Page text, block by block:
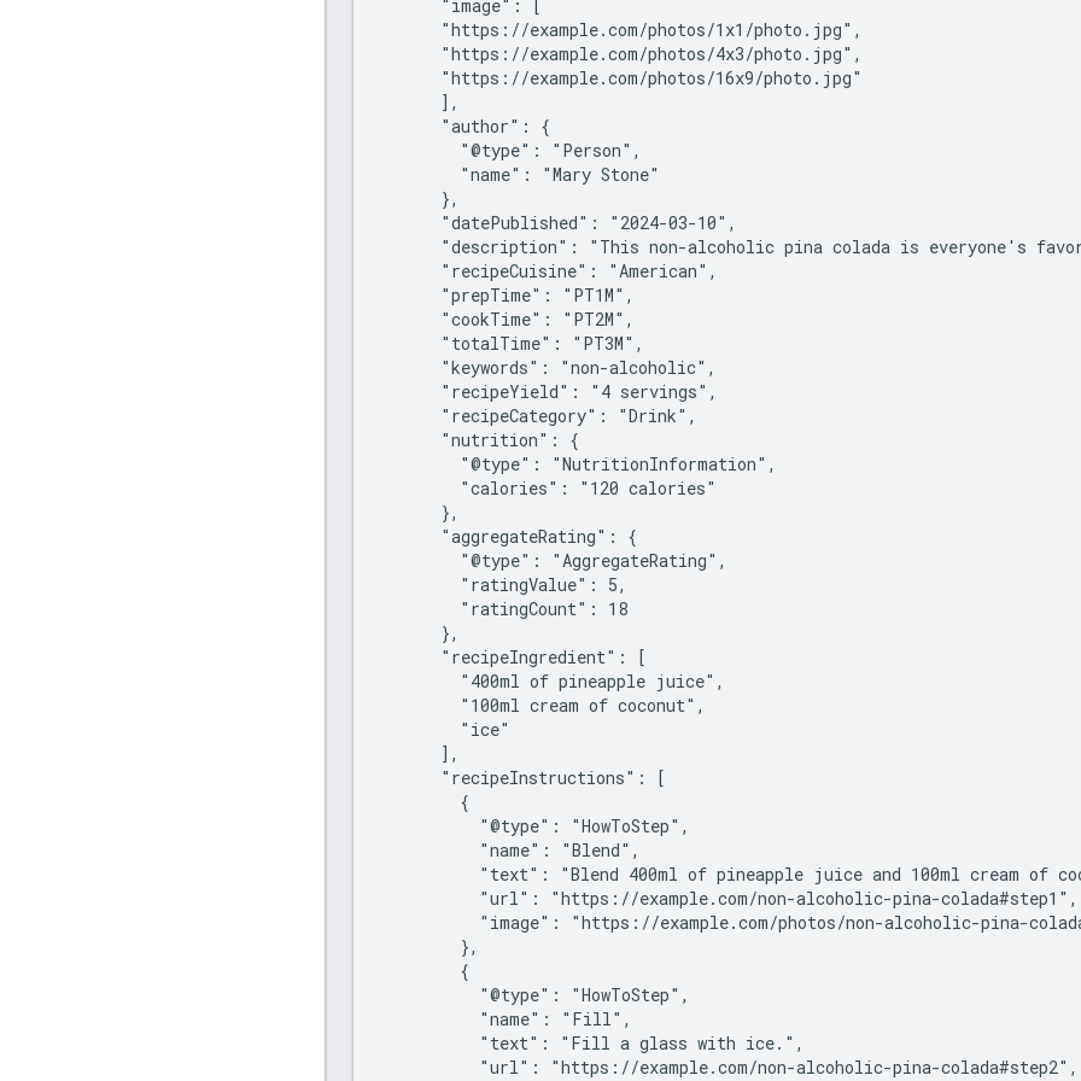
      "image": [
      "https://example.com/photos/1x1/photo.jpg",
      "https://example.com/photos/4x3/photo.jpg",
      "https://example.com/photos/16x9/photo.jpg"
      ],
      "author": {
        "@type": "Person",
        "name": "Mary Stone"
      },
      "datePublished": "2024-03-10",
"description": "This non-alcoholic pina colada is everyone's
      "recipeCuisine": "American",
      "prepTime": "PT1M",
      "cookTime": "PT2M",
      "totalTime": "PT3M",
      "keywords": "non-alcoholic",
      "recipeYield": "4 servings",
      "recipeCategory": "Drink",
      "nutrition": {
        "@type": "NutritionInformation",
        "calories": "120 calories"
      },
      "aggregateRating": {
        "@type": "AggregateRating",
        "ratingValue": 5,
        "ratingCount": 18
      },
      "recipeIngredient": [
        "400ml of pineapple juice",
        "100ml cream of coconut",
        "ice"
      ],
      "recipeInstructions": [
        {
          "@type": "HowToStep",
          "name": "Blend",
"text": "Blend 400ml of pineapple juice and 100ml cream of
          "url": "https://example.com/non-alcoholic-pina-colada#step1",
"image": "https://example.com/photos/non-alcoholic-pina-
        },
        {
          "@type": "HowToStep",
          "name": "Fill",
          "text": "Fill a glass with ice.",
          "url": "https://example.com/non-alcoholic-pina-colada#step2",